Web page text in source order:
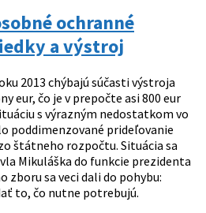
ochranné
a výstroj
2013 chýbajú súčasti výstroja
eur, čo je v prepočte asi 800 eur
s výrazným nedostatkom vo
poddimenzované prideľovanie
štátneho rozpočtu. Situácia sa
Mikuláška do funkcie prezidenta
zboru sa veci dali do pohybu:
to, čo nutne potrebujú.